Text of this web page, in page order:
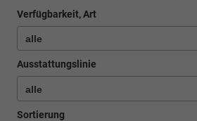
Verfügbarkeit, Art
Ausstattungslinie
Sortierung